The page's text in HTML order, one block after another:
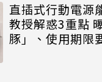
直插式行動電源
教授解惑3重點
豚」、使用期限